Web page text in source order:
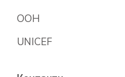
ООН
UNICEF